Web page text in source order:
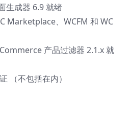
生成器 6.9 就绪
Marketplace、WCFM 和 WC
产品过滤器 2.1.x 就
（不包括在内）